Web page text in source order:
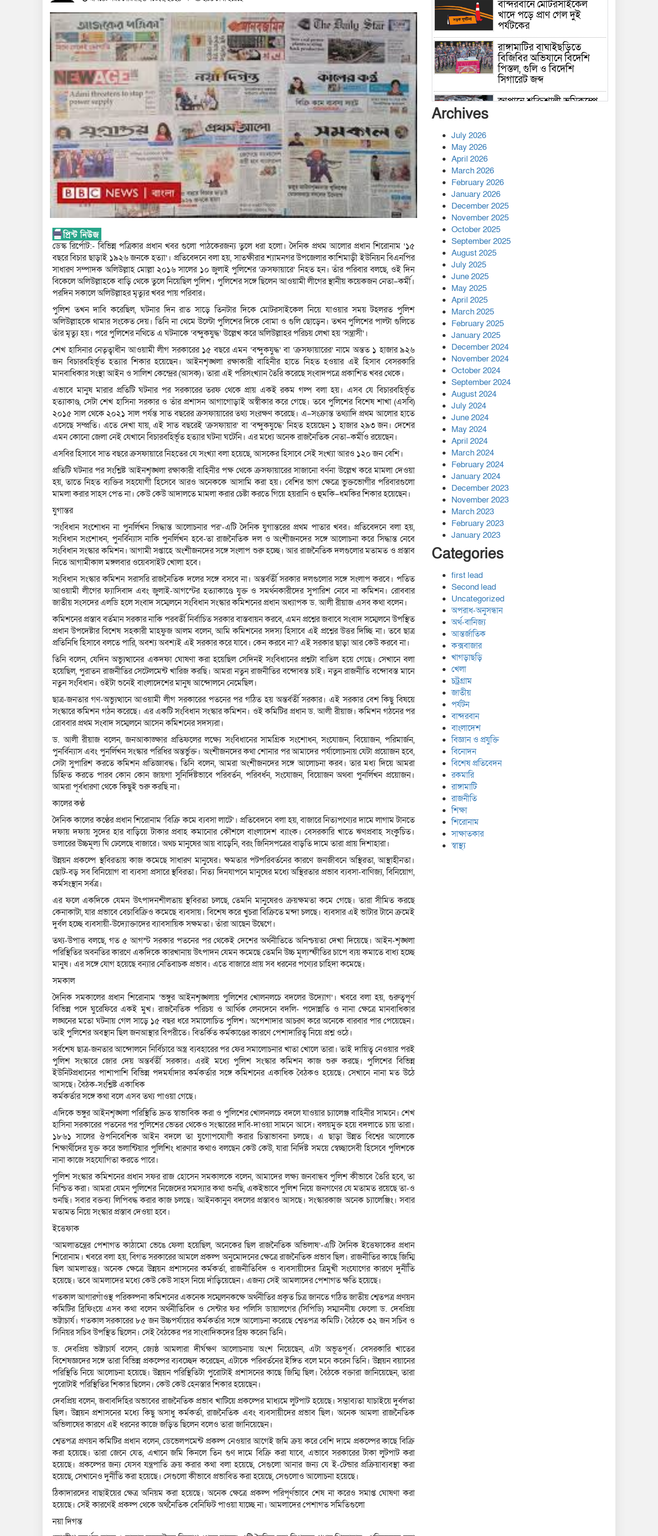
ডেস্ক রির্পোট:- বিভিন্ন পত্রিকার প্রধান খবর গুলো পাঠকেরজন্য তুলে ধরা হলো। দৈনিক প্রথম আলোর প্রধান শিরোনাম ‘১৫
বছরে বিচার ছাড়াই ১৯২৬ জনকে হত্যা’। প্রতিবেদনে বলা হয়, সাতক্ষীরার শ্যামনগর উপজেলার কাশিমাড়ী ইউনিয়ন বিএনপির
সাধারণ সম্পাদক অলিউল্লাহ মোল্লা ২০১৬ সালের ১০ জুলাই পুলিশের ‘ক্রসফায়ারে’ নিহত হন। তাঁর পরিবার বলছে, ওই দিন
বিকেলে অলিউল্লাহকে বাড়ি থেকে তুলে নিয়েছিল পুলিশ। পুলিশের সঙ্গে ছিলেন আওয়ামী লীগের স্থানীয় কয়েকজন নেতা–কর্মী।
পরদিন সকালে অলিউল্লাহর মৃত্যুর খবর পায় পরিবার।
পুলিশ তখন দাবি করেছিল, ঘটনার দিন রাত সাড়ে তিনটার দিকে মোটরসাইকেল নিয়ে যাওয়ার সময় টহলরত পুলিশ
অলিউল্লাহকে থামার সংকেত দেয়। তিনি না থেমে উল্টো পুলিশের দিকে বোমা ও গুলি ছোড়েন। তখন পুলিশের পাল্টা গুলিতে
তাঁর মৃত্যু হয়। পরে পুলিশের নথিতে এ ঘটনাকে ‘বন্দুকযুদ্ধ’ উল্লেখ করে অলিউল্লাহর পরিচয় লেখা হয় ‘সন্ত্রাসী’।
শেখ হাসিনার নেতৃত্বাধীন আওয়ামী লীগ সরকারের ১৫ বছরে এমন ‘বন্দুকযুদ্ধ’ বা ‘ক্রসফায়ারের’ নামে অন্তত ১ হাজার ৯২৬
জন বিচারবহির্ভূত হত্যার শিকার হয়েছেন। আইনশৃঙ্খলা রক্ষাকারী বাহিনীর হাতে নিহত হওয়ার এই হিসাব বেসরকারি
মানবাধিকার সংস্থা আইন ও সালিশ কেন্দ্রের (আসক)। তারা এই পরিসংখ্যান তৈরি করেছে সংবাদপত্রে প্রকাশিত খবর থেকে।
এভাবে মানুষ মারার প্রতিটি ঘটনার পর সরকারের তরফ থেকে প্রায় একই রকম গল্প বলা হয়। এসব যে বিচারবহির্ভূত
হত্যাকাণ্ড, সেটা শেখ হাসিনা সরকার ও তাঁর প্রশাসন আগাগোড়াই অস্বীকার করে গেছে। তবে পুলিশের বিশেষ শাখা (এসবি)
২০১৫ সাল থেকে ২০২১ সাল পর্যন্ত সাত বছরের ক্রসফায়ারের তথ্য সংরক্ষণ করেছে। এ–সংক্রান্ত তথ্যাদি প্রথম আলোর হাতে
এসেছে সম্প্রতি। এতে দেখা যায়, এই সাত বছরেই ‘ক্রসফায়ার’ বা ‘বন্দুকযুদ্ধে’ নিহত হয়েছেন ১ হাজার ২৯৩ জন। দেশের
এমন কোনো জেলা নেই যেখানে বিচারবহির্ভূত হত্যার ঘটনা ঘটেনি। এর মধ্যে অনেক রাজনৈতিক নেতা–কর্মীও রয়েছেন।
এসবির হিসাবে সাত বছরে ক্রসফায়ারে নিহতের যে সংখ্যা বলা হয়েছে, আসকের হিসাবে সেই সংখ্যা আরও ১২০ জন বেশি।
প্রতিটি ঘটনার পর সংশ্লিষ্ট আইনশৃঙ্খলা রক্ষাকারী বাহিনীর পক্ষ থেকে ক্রসফায়ারের সাজানো বর্ণনা উল্লেখ করে মামলা দেওয়া
হয়, তাতে নিহত ব্যক্তির সহযোগী হিসেবে আরও অনেককে আসামি করা হয়। বেশির ভাগ ক্ষেত্রে ভুক্তভোগীর পরিবারগুলো
মামলা করার সাহস পেত না। কেউ কেউ আদালতে মামলা করার চেষ্টা করতে গিয়ে হয়রানি ও হুমকি–ধমকির শিকার হয়েছেন।
যুগান্তর
‘সংবিধান সংশোধন না পুনর্লিখন সিদ্ধান্ত আলোচনার পর’-এটি দৈনিক যুগান্তরের প্রথম পাতার খবর। প্রতিবেদনে বলা হয়,
সংবিধান সংশোধন, পুনর্বিন্যাস নাকি পুনর্লিখন হবে-তা রাজনৈতিক দল ও অংশীজনদের সঙ্গে আলোচনা করে সিদ্ধান্ত নেবে
সংবিধান সংস্কার কমিশন। আগামী সপ্তাহে অংশীজনদের সঙ্গে সংলাপ শুরু হচ্ছে। আর রাজনৈতিক দলগুলোর মতামত ও প্রস্তাব
নিতে আগামীকাল মঙ্গলবার ওয়েবসাইট খোলা হবে।
সংবিধান সংস্কার কমিশন সরাসরি রাজনৈতিক দলের সঙ্গে বসবে না। অন্তর্বর্তী সরকার দলগুলোর সঙ্গে সংলাপ করবে। পতিত
আওয়ামী লীগের ফ্যাসিবাদ এবং জুলাই-আগস্টের হত্যাকাণ্ডে যুক্ত ও সমর্থনকারীদের সুপারিশ নেবে না কমিশন। রোববার
জাতীয় সংসদের এলডি হলে সংবাদ সম্মেলনে সংবিধান সংস্কার কমিশনের প্রধান অধ্যাপক ড. আলী রীয়াজ এসব কথা বলেন।
কমিশনের প্রস্তাব বর্তমান সরকার নাকি পরবর্তী নির্বাচিত সরকার বাস্তবায়ন করবে, এমন প্রশ্নের জবাবে সংবাদ সম্মেলনে উপস্থিত
প্রধান উপদেষ্টার বিশেষ সহকারী মাহফুজ আলম বলেন, আমি কমিশনের সদস্য হিসাবে এই প্রশ্নের উত্তর দিচ্ছি না। তবে ছাত্র
প্রতিনিধি হিসাবে বলতে পারি, অবশ্য অবশ্যই এই সরকার করে যাবে। কেন করবে না? এই সরকার ছাড়া আর কেউ করবে না।
তিনি বলেন, যেদিন অভ্যুত্থানের একদফা ঘোষণা করা হয়েছিল সেদিনই সংবিধানের প্রশ্নটা বাতিল হয়ে গেছে। সেখানে বলা
হয়েছিল, পুরাতন রাজনীতির সেটেলমেন্ট খারিজ করছি। আমরা নতুন রাজনীতির বন্দোবস্ত চাই। নতুন রাজনীতি বন্দোবস্ত মানে
নতুন সংবিধান। ওইটা শুনেই বাংলাদেশের মানুষ আন্দোলনে নেমেছিল।
ছাত্র-জনতার গণ-অভ্যুত্থানে আওয়ামী লীগ সরকারের পতনের পর গঠিত হয় অন্তর্বর্তী সরকার। এই সরকার বেশ কিছু বিষয়ে
সংস্কারে কমিশন গঠন করেছে। এর একটি সংবিধান সংস্কার কমিশন। ওই কমিটির প্রধান ড. আলী রীয়াজ। কমিশন গঠনের পর
রোববার প্রথম সংবাদ সম্মেলনে আসেন কমিশনের সদস্যরা।
ড. আলী রীয়াজ বলেন, জনআকাঙ্ক্ষার প্রতিফলের লক্ষ্যে সংবিধানের সামগ্রিক সংশোধন, সংযোজন, বিয়োজন, পরিমার্জন,
পুনর্বিন্যাস এবং পুনর্লিখন সংস্কার পরিধির অন্তর্ভুক্ত। অংশীজনদের কথা শোনার পর আমাদের পর্যালোচনায় যেটা প্রয়োজন হবে,
সেটা সুপারিশ করতে কমিশন প্রতিজ্ঞাবদ্ধ। তিনি বলেন, আমরা অংশীজনদের সঙ্গে আলোচনা করব। তার মধ্য দিয়ে আমরা
চিহ্নিত করতে পারব কোন কোন জায়গা সুনির্দিষ্টভাবে পরিবর্তন, পরিবর্ধন, সংযোজন, বিয়োজন অথবা পুনর্লিখন প্রয়োজন।
আমরা পূর্বধারণা থেকে কিছুই শুরু করছি না।
কালের কণ্ঠ
দৈনিক কালের কণ্ঠের প্রধান শিরোনাম ‘বিক্রি কমে ব্যবসা লাটে’। প্রতিবেদনে বলা হয়, বাজারে নিত্যপণ্যের দামে লাগাম টানতে
দফায় দফায় সুদের হার বাড়িয়ে টাকার প্রবাহ কমানোর কৌশলে বাংলাদেশ ব্যাংক। বেসরকারি খাতে ঋণপ্রবাহ সংকুচিত।
ডলারের উচ্চমূল্য ঘি ঢেলেছে বাজারে। অথচ মানুষের আয় বাড়েনি, বরং জিনিসপত্রের বাড়তি দামে তারা প্রায় দিশাহারা।
উন্নয়ন প্রকল্পে স্থবিরতায় কাজ কমেছে সাধারণ মানুষের। ক্ষমতার পটপরিবর্তনের কারণে জনজীবনে অস্থিরতা, আস্থাহীনতা।
ছোট-বড় সব বিনিয়োগ বা ব্যবসা প্রসারে স্থবিরতা। নিত্য দিনযাপনে মানুষের মধ্যে অস্থিরতার প্রভাব ব্যবসা-বাণিজ্য, বিনিয়োগ,
কর্মসংস্থান সর্বত্র।
এর ফলে একদিকে যেমন উৎপাদনশীলতায় স্থবিরতা চলছে, তেমনি মানুষেরও ক্রয়ক্ষমতা কমে গেছে। তারা সীমিত করছে
কেনাকাটা, যার প্রভাবে বেচাবিক্রিও কমেছে ব্যবসায়। বিশেষ করে খুচরা বিক্রিতে মন্দা চলছে। ব্যবসার এই ভাটার টানে ক্রমেই
দুর্বল হচ্ছে ব্যবসায়ী-উদ্যোক্তাদের ব্যাবসায়িক সক্ষমতা। তাঁরা আছেন উদ্বেগে।
তথ্য-উপাত্ত বলছে, গত ৫ আগস্ট সরকার পতনের পর থেকেই দেশের অর্থনীতিতে অনিশ্চয়তা দেখা দিয়েছে। আইন-শৃঙ্খলা
পরিস্থিতির অবনতির কারণে একদিকে কারখানায় উৎপাদন যেমন কমেছে তেমনি উচ্চ মূল্যস্ফীতির চাপে ব্যয় কমাতে বাধ্য হচ্ছে
মানুষ। এর সঙ্গে যোগ হয়েছে বন্যার নেতিবাচক প্রভাব। এতে বাজারে প্রায় সব ধরনের পণ্যের চাহিদা কমেছে।
সমকাল
দৈনিক সমকালের প্রধান শিরোনাম ‘ভঙ্গুর আইনশৃঙ্খলায় পুলিশের খোলনলচে বদলের উদ্যোগ’। খবরে বলা হয়, গুরুত্বপূর্ণ
বিভিন্ন পদে ঘুরেফিরে একই মুখ। রাজনৈতিক পরিচয় ও আর্থিক লেনদেনে বদলি- পদোন্নতি ও নানা ক্ষেত্রে মানবাধিকার
লঙ্ঘনের মতো ঘটনায় গেল সাড়ে ১৫ বছর ধরে সমালোচিত পুলিশ। অপেশাদার আচরণ করে অনেকে বারবার পার পেয়েছেন।
তাই পুলিশের অবস্থান ছিল জনআস্থার বিপরীতে। বিতর্কিত কর্মকাণ্ডের কারণে পেশাদারিত্ব নিয়ে প্রশ্ন ওঠে।
সর্বশেষ ছাত্র-জনতার আন্দোলনে নির্বিচারে অস্ত্র ব্যবহারের পর ফের সমালোচনার খাতা খোলে তারা। তাই দায়িত্ব নেওয়ার পরই
পুলিশ সংস্কারে জোর দেয় অন্তর্বর্তী সরকার। এরই মধ্যে পুলিশ সংস্কার কমিশন কাজ শুরু করছে। পুলিশের বিভিন্ন
ইউনিটপ্রধানের পাশাপাশি বিভিন্ন পদমর্যাদার কর্মকর্তার সঙ্গে কমিশনের একাধিক বৈঠকও হয়েছে। সেখানে নানা মত উঠে
আসছে। বৈঠক-সংশ্লিষ্ট একাধিক
কর্মকর্তার সঙ্গে কথা বলে এসব তথ্য পাওয়া গেছে।
এদিকে ভঙ্গুর আইনশৃঙ্খলা পরিস্থিতি দ্রুত স্বাভাবিক করা ও পুলিশের খোলনলচে বদলে যাওয়ার চ্যালেঞ্জ বাহিনীর সামনে। শেখ
হাসিনা সরকারের পতনের পর পুলিশের ভেতর থেকেও সংস্কারের দাবি-দাওয়া সামনে আসে। বলয়মুক্ত হয়ে বদলাতে চায় তারা।
১৮৬১ সালের ঔপনিবেশিক আইন বদলে তা যুগোপযোগী করার চিন্তাভাবনা চলছে। এ ছাড়া উন্নত বিশ্বের আলোকে
শিক্ষার্থীদের যুক্ত করে ভলান্টিয়ার পুলিশিং ধারণার কথাও বলছেন কেউ কেউ, যারা নির্দিষ্ট সময়ে স্বেচ্ছাসেবী হিসেবে পুলিশকে
নানা কাজে সহযোগিতা করতে পারে।
পুলিশ সংস্কার কমিশনের প্রধান সফর রাজ হোসেন সমকালকে বলেন, আমাদের লক্ষ্য জনবান্ধব পুলিশ কীভাবে তৈরি হবে, তা
নিশ্চিত করা। আমরা যেমন পুলিশের নিজেদের সমস্যার কথা শুনছি, একইভাবে পুলিশ নিয়ে জনগণের যে মতামত রয়েছে তা-ও
শুনছি। সবার বক্তব্য লিপিবদ্ধ করার কাজ চলছে। আইনকানুন বদলের প্রস্তাবও আসছে। সংস্কারকাজ অনেক চ্যালেঞ্জিং। সবার
মতামত নিয়ে সংস্কার প্রস্তাব দেওয়া হবে।
ইত্তেফাক
‘আমলাতন্ত্রের পেশাগত কাঠামো ভেঙে ফেলা হয়েছিল, অনেকের ছিল রাজনৈতিক অভিলাষ’-এটি দৈনিক ইত্তেফাকের প্রধান
শিরোনাম। খবরে বলা হয়, বিগত সরকারের আমলে প্রকল্প অনুমোদনের ক্ষেত্রে রাজনৈতিক প্রভাব ছিল। রাজনীতির কাছে জিম্মি
ছিল আমলাতন্ত্র। অনেক ক্ষেত্রে উন্নয়ন প্রশাসনের কর্মকর্তা, রাজনীতিবিদ ও ব্যবসায়ীদের ত্রিমুখী সংযোগের কারণে দুর্নীতি
হয়েছে। তবে আমলাদের মধ্যে কেউ কেউ সাহস নিয়ে দাঁড়িয়েছেন। এজন্য সেই আমলাদের পেশাগত ক্ষতি হয়েছে।
গতকাল আগারগাঁওস্থ পরিকল্পনা কমিশনের একনেক সম্মেলনকক্ষে অর্থনীতির প্রকৃত চিত্র জানতে গঠিত জাতীয় শ্বেতপত্র প্রণয়ন
কমিটির ব্রিফিংয়ে এসব কথা বলেন অর্থনীতিবিদ ও সেন্টার ফর পলিসি ডায়ালগের (সিপিডি) সম্মাননীয় ফেলো ড. দেবপ্রিয়
ভট্টাচার্য। গতকাল সরকারের ৮৫ জন উচ্চপর্যায়ের কর্মকর্তার সঙ্গে আলোচনা করেছে শ্বেতপত্র কমিটি। বৈঠকে ৩২ জন সচিব ও
সিনিয়র সচিব উপস্থিত ছিলেন। সেই বৈঠকের পর সাংবাদিকদের ব্রিফ করেন তিনি।
ড. দেবপ্রিয় ভট্টাচার্য বলেন, জ্যেষ্ঠ আমলারা দীর্ঘক্ষণ আলোচনায় অংশ নিয়েছেন, এটা অভূতপূর্ব। বেসরকারি খাতের
বিশেষজ্ঞদের সঙ্গে তারা বিভিন্ন প্রকল্পের ব্যবচ্ছেদ করেছেন, এটাকে পরিবর্তনের ইঙ্গিত বলে মনে করেন তিনি। উন্নয়ন বয়ানের
পরিস্থিতি নিয়ে আলোচনা হয়েছে। উন্নয়ন পরিস্থিতিটা পুরোটাই প্রশাসনের কাছে জিম্মি ছিল। বৈঠকে বক্তারা জানিয়েছেন, তারা
পুরোটাই পরিস্থিতির শিকার ছিলেন। কেউ কেউ হেনস্তার শিকার হয়েছেন।
দেবপ্রিয় বলেন, জবাবদিহির অভাবের রাজনৈতিক প্রভাব খাটিয়ে প্রকল্পের মাধ্যমে লুটপাট হয়েছে। সম্ভাব্যতা যাচাইয়ে দুর্বলতা
ছিল। উন্নয়ন প্রশাসনের মধ্যে কিছু অসাধু কর্মকর্তা, রাজনৈতিক এবং ব্যবসায়ীদের প্রভাব ছিল। অনেক আমলা রাজনৈতিক
অভিলাষের কারণে এই ধরনের কাজে জড়িত ছিলেন বলেও তারা জানিয়েছেন।
শ্বেতপত্র প্রণয়ন কমিটির প্রধান বলেন, ডেভেলপমেন্ট প্রকল্প নেওয়ার আগেই জমি ক্রয় করে বেশি দামে প্রকল্পের কাছে বিক্রি
করা হয়েছে। তারা জেনে যেত, এখানে জমি কিনলে তিন গুণ দামে বিক্রি করা যাবে, এভাবে সরকারের টাকা লুটপাট করা
হয়েছে। প্রকল্পের জন্য যেসব যন্ত্রপাতি ক্রয় করার কথা বলা হয়েছে, সেগুলো আনার জন্য যে ই-টেন্ডার প্রক্রিয়াব্যবস্থা করা
হয়েছে, সেখানেও দুর্নীতি করা হয়েছে। সেগুলো কীভাবে প্রভাবিত করা হয়েছে, সেগুলোও আলোচনা হয়েছে।
ঠিকাদারদের বাছাইয়ের ক্ষেত্র অনিয়ম করা হয়েছে। অনেক ক্ষেত্রে প্রকল্প পরিপূর্ণভাবে শেষ না করেও সমাপ্ত ঘোষণা করা
হয়েছে। সেই কারণেই প্রকল্প থেকে অর্থনৈতিক বেনিফিট পাওয়া যাচ্ছে না। আমলাদের পেশাগত সমিতিগুলো
নয়া দিগন্ত
বান্দরবানে মোটরসাইকেল
খাদে পড়ে প্রাণ গেল দুই
পর্যটকের
রাঙ্গামাটির বাঘাইছড়িতে
বিজিবির অভিযানে বিদেশি
পিস্তল, গুলি ও বিদেশি
সিগারেট জব্দ
জাপানে শক্তিশালী ভূমিকম্পে
কাপ্তাই প্রেস ক্লাবের সভাপতি
মাহফুজ, সম্পাদক রিপন মারমা
নির্বাচিত
মালয়েশিয়ার প্রধানমন্ত্রীকে চিঠি
দেয়ার পর ফোন তারেক
রহমানের,গ্যাস সঙ্কট
মোকাবিলায় সহায়তার আশ্বাস
এক বিলিয়ন ডলার বিনিয়োগ
হবে আনোয়ারায়
বান্দরবানে বন্যায় ক্ষতিগ্রস্তদের
মাঝে সহায়তা দিলেন সাচিং প্রু
জেরী
Archives
July 2026
May 2026
April 2026
March 2026
February 2026
January 2026
December 2025
November 2025
October 2025
September 2025
August 2025
July 2025
June 2025
May 2025
April 2025
March 2025
February 2025
January 2025
December 2024
November 2024
October 2024
September 2024
August 2024
July 2024
June 2024
May 2024
April 2024
March 2024
February 2024
January 2024
December 2023
November 2023
March 2023
February 2023
January 2023
Categories
first lead
Second lead
Uncategorized
অপরাধ-অনুসন্ধান
অর্থ-বানিজ্য
আন্তর্জাতিক
কক্সবাজার
খাগড়াছড়ি
খেলা
চট্রগ্রাম
জাতীয়
পর্যটন
বান্দরবান
বাংলাদেশ
বিজ্ঞান ও প্রযুক্তি
বিনোদন
বিশেষ প্রতিবেদন
রকমারি
রাঙ্গামাটি
রাজনীতি
শিক্ষা
শিরোনাম
সাক্ষাতকার
স্বাস্থ্য